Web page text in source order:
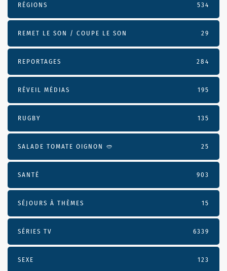
RÉGIONS 534
REMET LE SON / COUPE LE SON 29
REPORTAGES 284
RÉVEIL MÉDIAS 195
RUGBY 135
SALADE TOMATE OIGNON 🥙 25
SANTÉ 903
SÉJOURS À THÈMES 15
SÉRIES TV 6339
SEXE 123